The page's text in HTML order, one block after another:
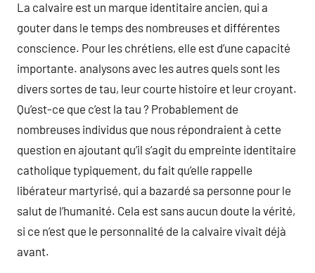
La calvaire est un marque identitaire ancien, qui a
gouter dans le temps des nombreuses et différentes
conscience. Pour les chrétiens, elle est d’une capacité
importante. analysons avec les autres quels sont les
divers sortes de tau, leur courte histoire et leur croyant.
Qu’est-ce que c’est la tau ? Probablement de
nombreuses individus que nous répondraient à cette
question en ajoutant qu’il s’agit du empreinte identitaire
catholique typiquement, du fait qu’elle rappelle
libérateur martyrisé, qui a bazardé sa personne pour le
salut de l’humanité. Cela est sans aucun doute la vérité,
si ce n’est que le personnalité de la calvaire vivait déjà
avant.